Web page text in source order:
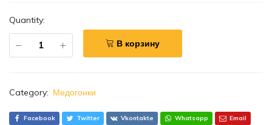
Quantity:
В корзину
Category: Медогонки
Facebook Twitter Vkontakte Whatsapp Email